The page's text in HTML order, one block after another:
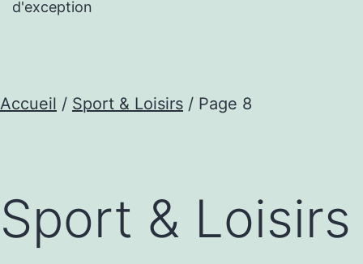
d'exception
Accueil / Sport & Loisirs / Page 8
Sport & Loisirs